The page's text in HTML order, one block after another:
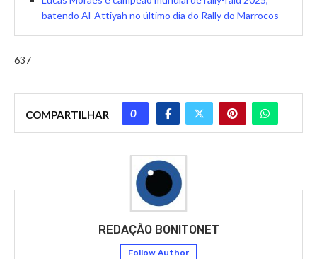
batendo Al-Attiyah no último dia do Rally do Marrocos
637
COMPARTILHAR 0
REDAÇÃO BONITONET
Follow Author